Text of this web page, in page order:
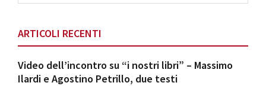
website
ARTICOLI RECENTI
Video dell’incontro su “i nostri libri” – Massimo
Ilardi e Agostino Petrillo, due testi